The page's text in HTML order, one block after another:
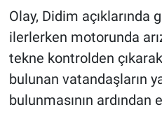
Olay, Didim açıklarında
ilerlerken motorunda
tekne kontrolden
bulunan vatandaşların
bulunmasının